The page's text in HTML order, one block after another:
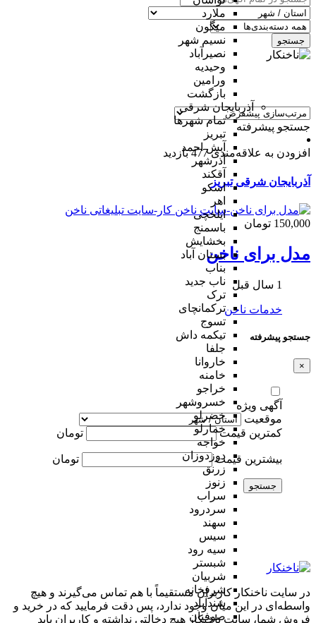
ملارد
میگون
نسیم شهر
نصیرآباد
وحیدیه
ورامین
بازگشت
آذربایجان شرقی
تمام شهر‌ها
تبریز
آبش احمد
آذرشهر
آقکند
اسکو
اهر
ایلخچی
باسمنج
بخشایش
بستان آباد
بناب
ناب جدید
ترک
ترکمانچای
تسوج
تیکمه داش
جلفا
خاروانا
خامنه
خراجو
خسروشهر
خضرلو
خمارلو
خواجه
دوزدوزان
زرنق
زنوز
سراب
سردرود
سهند
سیس
سیه رود
شبستر
شربیان
شرفخانه
شندآباد
صوفیان
جستجو
جستجو پیشرفته
افزودن به علاقه‌مندی 477 بازدید
آذربایجان شرقی تبریز
150,000 تومان
مدل برای ناخن
1 سال قبل
خدمات ناخن
جستجو پیشرفته
×
آگهی ویژه
موقعیت
کمترین قیمت
تومان
بیشترین قیمت تومان
جستجو
در سایت ناخنکار کاربران مستقیماً با هم تماس می‌گیرند و هیچ
واسطه‌ای در این میان وجود ندارد، پس دقت فرمایید که در خرید و
فروشِ شما، سایت ناخنکار هیچ دخالتی نداشته و کاربران باید